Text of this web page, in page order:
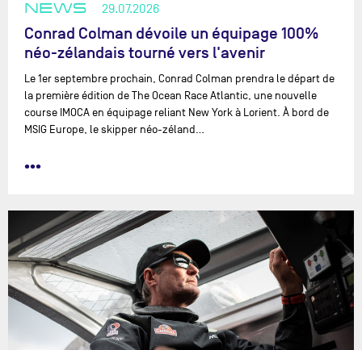
NEWS 29.07.2026
Conrad Colman dévoile un équipage 100%
néo-zélandais tourné vers l'avenir
Le 1er septembre prochain, Conrad Colman prendra le départ de
la première édition de The Ocean Race Atlantic, une nouvelle
course IMOCA en équipage reliant New York à Lorient. À bord de
MSIG Europe, le skipper néo-zéland…
•••